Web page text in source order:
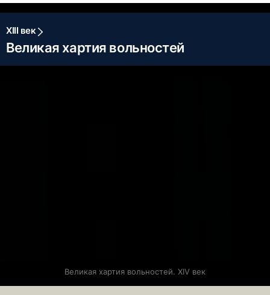
XIII век
Великая хартия вольностей
Великая хартия вольностей. XIV век